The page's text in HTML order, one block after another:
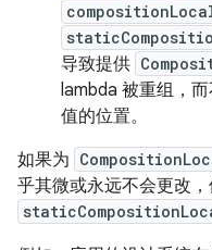
导致提供
lambda 被重组，
值的位置。
如果为
乎其微或永远不会更改，